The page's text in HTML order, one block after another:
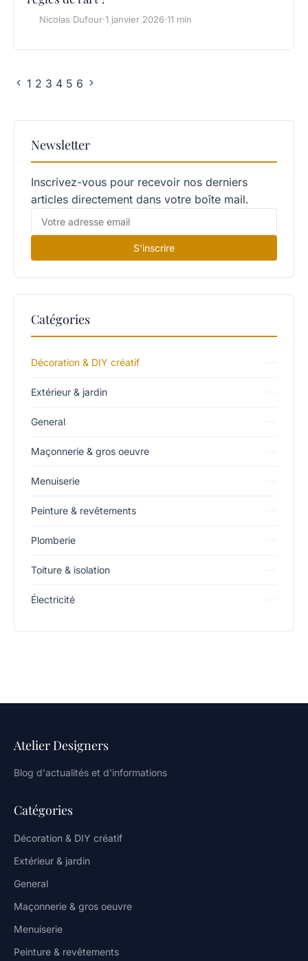
Nicolas Dufour·1 janvier 2026·11 min
1 2 3 4 5 6
Newsletter
Inscrivez-vous pour recevoir nos derniers
articles directement dans votre boîte mail.
S'inscrire
Catégories
Décoration & DIY créatif
Extérieur & jardin
General
Maçonnerie & gros oeuvre
Menuiserie
Peinture & revêtements
Plomberie
Toiture & isolation
Électricité
Atelier Designers
Blog d'actualités et d'informations
Catégories
Décoration & DIY créatif
Extérieur & jardin
General
Maçonnerie & gros oeuvre
Menuiserie
Peinture & revêtements